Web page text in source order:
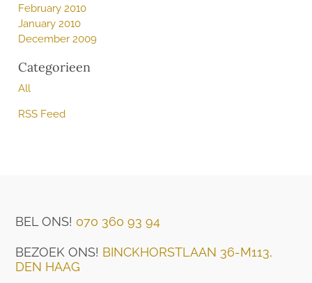
February 2010
January 2010
December 2009
Categorieen
All
RSS Feed
BEL ONS! 070 360 93 94
BEZOEK ONS! BINCKHORSTLAAN 36-M113,
DEN HAAG